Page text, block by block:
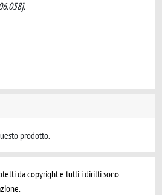
prodotto.
da copyright e tutti i diritti sono